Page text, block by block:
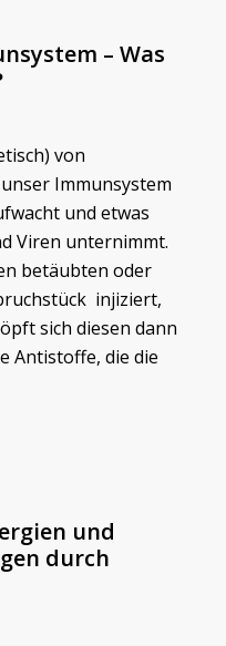
– Was
von
Immunsystem
und etwas
Viren unternimmt.
betäubten oder
injiziert,
sich diesen dann
Antistoffe, die die
und
durch